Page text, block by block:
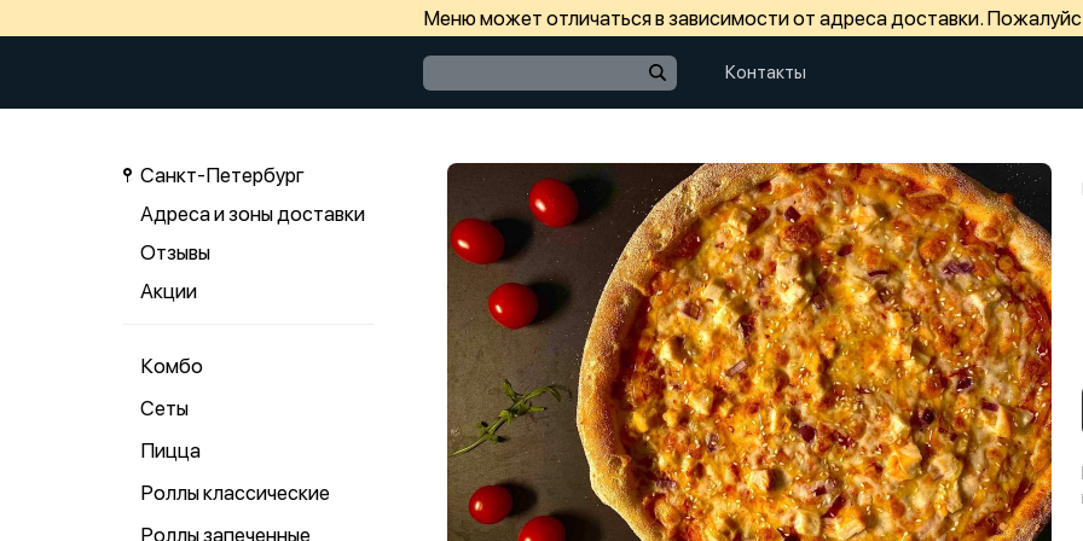
Меню может отличаться в зависимости от адреса доставки.
Контакты
Санкт-Петербург
Адреса и зоны доставки
Отзывы
Акции
Комбо
Сеты
Пицца
Роллы классические
Роллы запеченные